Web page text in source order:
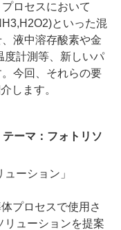
ロセスにおいて
といった混
液中溶存酸素や金
度計測等、新しいパ
今回、それらの要
します。
ーマ：フォトリソ
ーション」
プロセスで使用さ
リューションを提案